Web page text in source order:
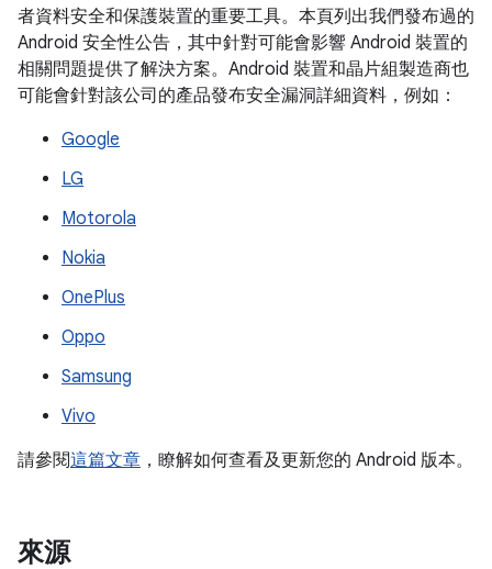
者資料安全和保護裝置的重要工具。本頁列出我們發布過的
Android 安全性公告，其中針對可能會影響 Android 裝置的
相關問題提供了解決方案。Android 裝置和晶片組製造商也
可能會針對該公司的產品發布安全漏洞詳細資料，例如：
Google
LG
Motorola
Nokia
OnePlus
Oppo
Samsung
Vivo
請參閱這篇文章 ，瞭解如何查看及更新您的 Android 版本。
來源